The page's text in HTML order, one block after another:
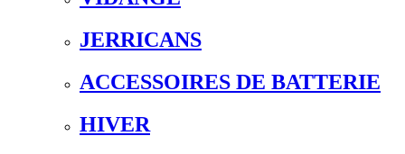
JERRICANS
ACCESSOIRES DE BATTERIE
HIVER